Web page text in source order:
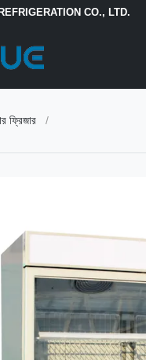
CO., LTD.
ফ্রিজার /